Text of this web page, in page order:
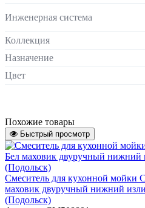
Инженерная система
Коллекция
Назначение
Цвет
лейка
Подключение шланга к
Похожие товары
Быстрый просмотр
Смеситель для кухонной
маховик двуручный нижний
(Подольск)